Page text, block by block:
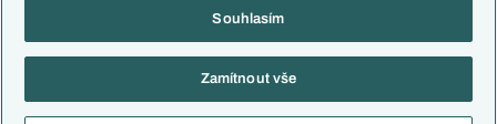
Copyright © 2001-2026 EuroFotbal.cz. Využíváme zpravodajství ČTK.
Informace o zpracování osobních údajů
Souhlasím
Zamítnout vše